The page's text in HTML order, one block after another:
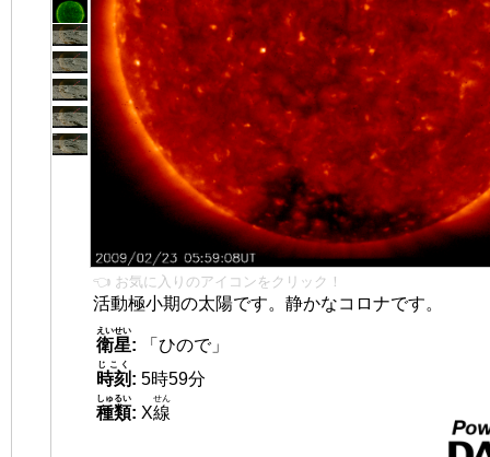
👈 お気に入りのアイコンをクリック！
活動極小期の太陽です。静かなコロナです。
衛星
えいせい
:
「ひので」
時刻
じこく
: 5時59分
種類
しゅるい
: X線
せん